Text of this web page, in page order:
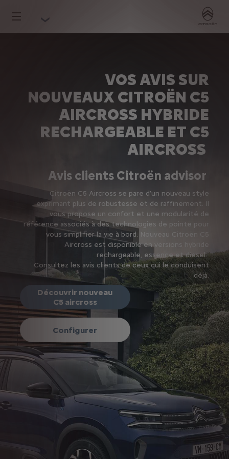
VOS AVIS SUR
NOUVEAUX CITROËN C5
AIRCROSS HYBRIDE
RECHARGEABLE ET C5
AIRCROSS
Avis clients Citroën advisor
Citroën C5 Aircross se pare d’un nouveau style
exprimant plus de robustesse et de raffinement. Il
vous propose un confort et une modularité de
référence associés à des technologies de pointe pour
vous simplifier la vie à bord. Nouveau Citroën C5
Aircross est disponible en versions hybride
rechargeable, essence et diesel.
Consultez les avis clients de ceux qui le conduisent
déjà.
Découvrir nouveau
C5 aircross
Configurer